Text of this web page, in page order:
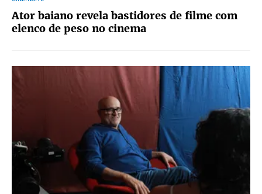
Ator baiano revela bastidores de filme com
elenco de peso no cinema